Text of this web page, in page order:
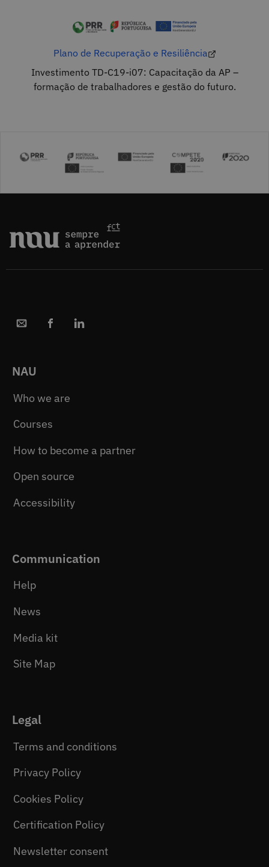
Plano de Recuperação e Resiliência
Investimento TD-C19-i07: Capacitação da AP –
formação de trabalhadores e gestão do futuro.
NAU
Who we are
Courses
How to become a partner
Open source
Accessibility
Communication
Help
News
Media kit
Site Map
Legal
Terms and conditions
Privacy Policy
Cookies Policy
Certification Policy
Newsletter consent